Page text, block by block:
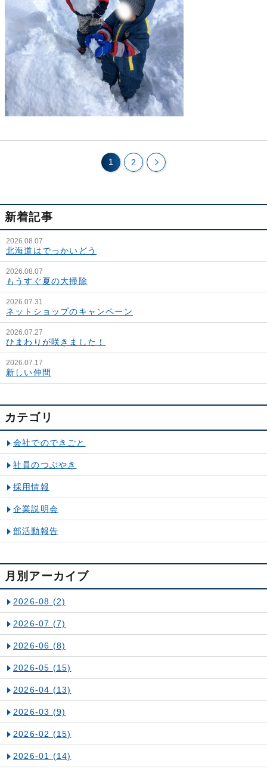
1 2
新着記事
2026.08.07
北海道はでっかいどう
2026.08.07
もうすぐ夏の大掃除
2026.07.31
ネットショップのキャンペーン
2026.07.27
ひまわりが咲きました！
2026.07.17
新しい仲間
カテゴリ
会社でのできごと
社員のつぶやき
採用情報
企業説明会
部活動報告
月別アーカイブ
2026-08 (2)
2026-07 (7)
2026-06 (8)
2026-05 (15)
2026-04 (13)
2026-03 (9)
2026-02 (15)
2026-01 (14)